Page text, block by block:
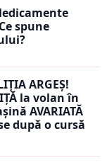
spune
ARGEȘ!
la volan în
AVARIATĂ
după o cursă